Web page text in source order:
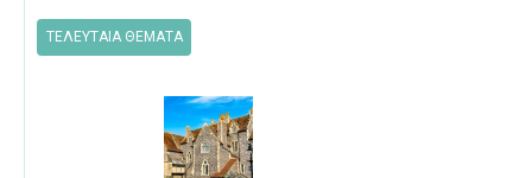
ΤΕΛΕΥΤΑΙΑ ΘΕΜΑΤΑ